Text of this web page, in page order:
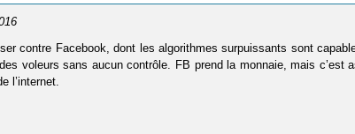
contre Facebook, dont les algorithmes surpuissants sont
voleurs sans aucun contrôle. FB prend la monnaie, mais c’est
l’internet.